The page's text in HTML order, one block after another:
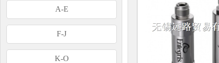
A-E
F-J
K-O